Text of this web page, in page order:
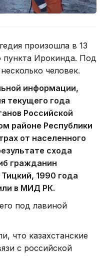
произошла в 13
пункта Ирокинда. Под
человек.
информации,
текущего года
Российской
районе Республики
от населенного
схода
гражданин
1990 года
в МИД РК.
под лавиной
что казахстанские
с российской